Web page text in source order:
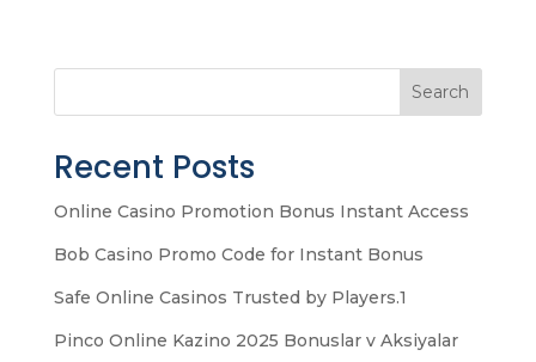
Search
Recent Posts
Online Casino Promotion Bonus Instant Access
Bob Casino Promo Code for Instant Bonus
Safe Online Casinos Trusted by Players.1
Pinco Online Kazino 2025 Bonuslar v Aksiyalar